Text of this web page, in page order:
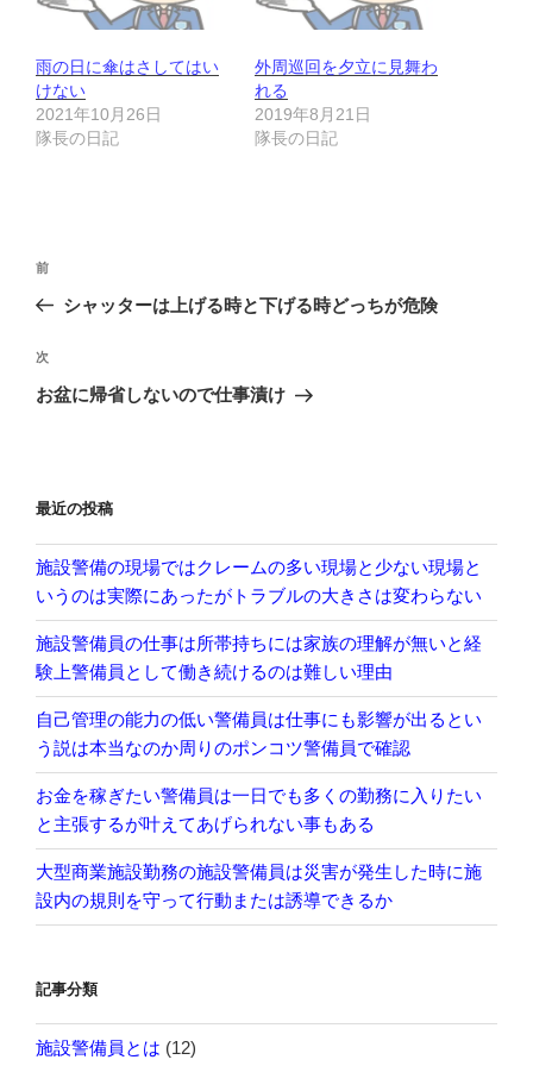
雨の日に傘はさしてはい
けない
2021年10月26日
隊長の日記
外周巡回を夕立に見舞わ
れる
2019年8月21日
隊長の日記
投
ナ
ビ
ゲ
ン
前
の
稿
前
シャッターは上げる時と下げる時どっちが危険
次
の
次
お盆に帰省しないので仕事漬け
最近の投稿
施設警備の現場ではクレームの多い現場と少ない現場と
いうのは実際にあったがトラブルの大きさは変わらない
施設警備員の仕事は所帯持ちには家族の理解が無いと経
験上警備員として働き続けるのは難しい理由
自己管理の能力の低い警備員は仕事にも影響が出るとい
う説は本当なのか周りのポンコツ警備員で確認
お金を稼ぎたい警備員は一日でも多くの勤務に入りたい
と主張するが叶えてあげられない事もある
大型商業施設勤務の施設警備員は災害が発生した時に施
設内の規則を守って行動または誘導できるか
記事分類
施設警備員とは (12)